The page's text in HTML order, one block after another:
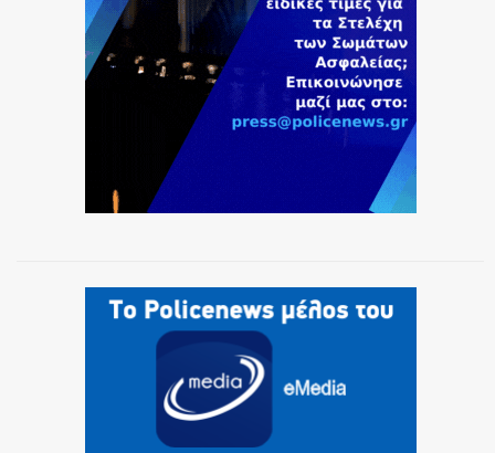
ΟΜΑΔΕΣ ΕΛ.ΑΣ.